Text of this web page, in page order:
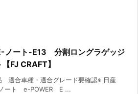
ノート-E13 分割ロングラゲッジ
FJ CRAFT】
適合車種・適合グレード要確認※ 日産
ート e-POWER E ...